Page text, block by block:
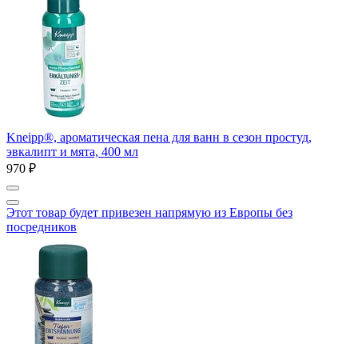
Kneipp®, ароматическая пена для ванн в сезон простуд,
эвкалипт и мята, 400 мл
970 ₽
Этот товар будет привезен напрямую из Европы без
посредников